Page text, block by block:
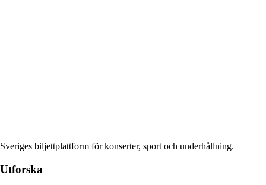
Sveriges biljettplattform för konserter, sport och underhållning.
Utforska